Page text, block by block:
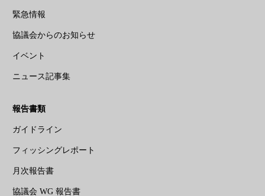
緊急情報
協議会からのお知らせ
イベント
ニュース記事集
報告書類
ガイドライン
フィッシングレポート
月次報告書
協議会 WG 報告書